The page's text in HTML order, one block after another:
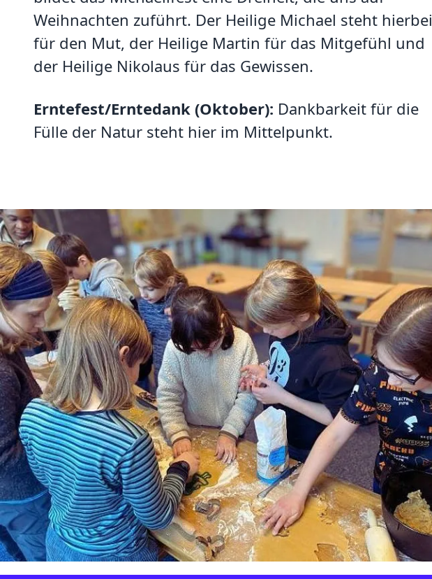
Weihnachten zuführt. Der Heilige Michael steht hierbei
für den Mut, der Heilige Martin für das Mitgefühl und
der Heilige Nikolaus für das Gewissen.
Erntefest/Erntedank (Oktober): Dankbarkeit für die
Fülle der Natur steht hier im Mittelpunkt.